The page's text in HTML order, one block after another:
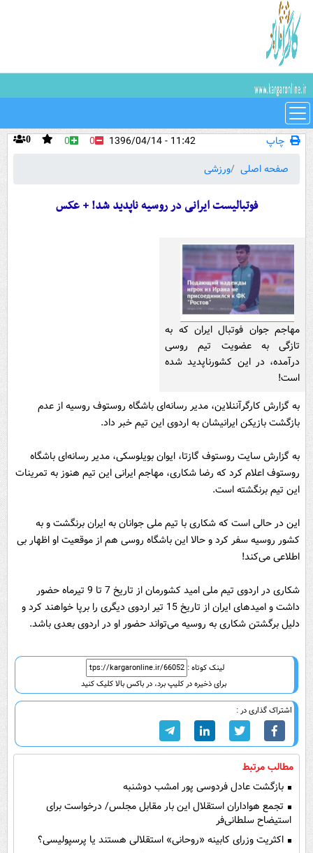
چاپ 0 0 0
11:42 - 1396/04/14
صفحه اصلی
ورزشی
فوتبالیست ایرانی در روسیه ناپدید شد! + عکس
مهاجم جوان فوتبال ایران که به
تازگی به عضویت تیم روسی
درآمده، در این کشورناپدید شده
است!
به گزارش کارگرآننلاین، مدیر رسانه‌ای باشگاه روستوف روسیه از عدم
بازگشت بازیکن ایرانیشان به اردوی این تیم خبر داد.
به گزارش سایت روستوف گازتا، ایوان بویلوسکی، مدیر رسانه‌ای باشگاه
روستوف اعلام کرد که رضا شکاری، مهاجم ایرانی این تیم هنوز به تمرینات
این تیم برنگشته است.
این در حالی است که شکاری با تیم ملی جوانان به ایران برنگشت و به
کشور روسیه سفر کرد و حالا این باشگاه روسی هم از موقعیت او اظهار بی
اطلاعی می‌کند!
شکاری در اردوی تیم ملی امید کشورمان از تاریخ 7 تا 9 تیرماه حضور
داشت و امیدهای ایران از تاریخ 15 تیر اردوی دیگری را برپا خواهند کرد و
دلیل برگشتن شکاری به روسیه می‌تواند حضور او در اردوی بعدی باشد.
لینک کوتاه :
برای ذخیره در کلیپ برد، در باکس بالا کلیک کنید
اشتراک گذاری در :
مطالب مرتبط
بازگشت عادل فردوسی پور امشب دوشنبه
تجمع هواداران استقلال این بار مقابل مجلس/ درخواست برای
استیضاح سلطانی‌فر
اکثریت وزرای کابینه «روحانی» استقلالی هستند یا پرسپولیسی؟